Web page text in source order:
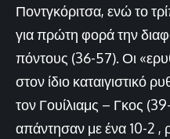
Ποντγκόριτσα, ενώ το
για πρώτη φορά την
πόντους (36-57). Οι
στον ίδιο καταιγιστικό
τον Γουίλιαμς – Γκος
απάντησαν με ένα 10-2 ,